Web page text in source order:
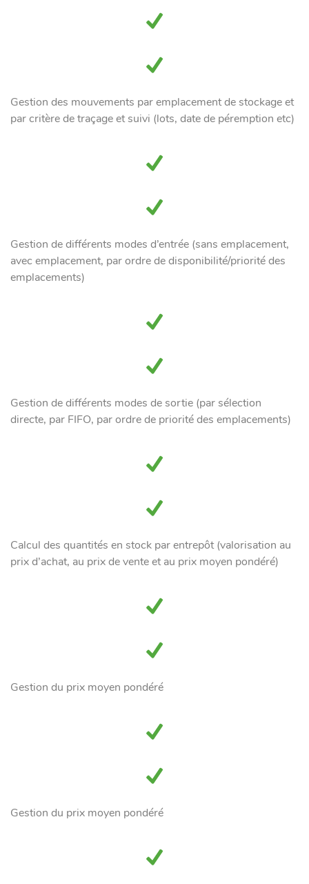
Gestion des mouvements par emplacement de stockage et
par critère de traçage et suivi (lots, date de péremption etc)
Gestion de différents modes d’entrée (sans emplacement,
avec emplacement, par ordre de disponibilité/priorité des
emplacements)
Gestion de différents modes de sortie (par sélection
directe, par FIFO, par ordre de priorité des emplacements)
Calcul des quantités en stock par entrepôt (valorisation au
prix d’achat, au prix de vente et au prix moyen pondéré)
Gestion du prix moyen pondéré
Gestion du prix moyen pondéré